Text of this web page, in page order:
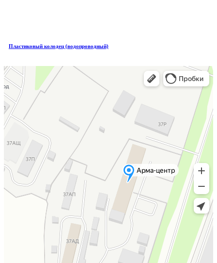
Пластиковый колодец (водопроводный)